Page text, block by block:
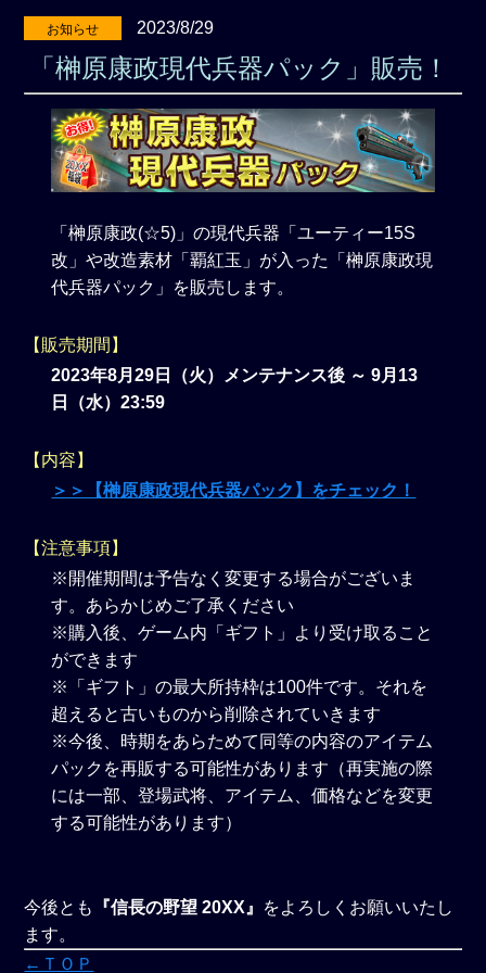
お知らせ 2023/8/29
「榊原康政現代兵器パック」販売！
「榊原康政(☆5)」の現代兵器「ユーティー15S
改」や改造素材「覇紅玉」が入った「榊原康政現
代兵器パック」を販売します。
【販売期間】
2023年8月29日（火）メンテナンス後 ～ 9月13
日（水）23:59
【内容】
＞＞【榊原康政現代兵器パック】をチェック！
【注意事項】
※開催期間は予告なく変更する場合がございま
す。あらかじめご了承ください
※購入後、ゲーム内「ギフト」より受け取ること
ができます
※「ギフト」の最大所持枠は100件です。それを
超えると古いものから削除されていきます
※今後、時期をあらためて同等の内容のアイテム
パックを再販する可能性があります（再実施の際
には一部、登場武将、アイテム、価格などを変更
する可能性があります）
今後とも 『信長の野望 20XX』 をよろしくお願いいたし
ます。
←ＴＯＰ